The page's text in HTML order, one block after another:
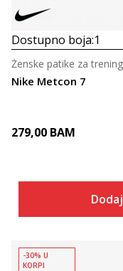
Dostupno boja:1
Nike Metcon 7
Ženske patike za trening
279,00 BAM
-30% U
KORPI